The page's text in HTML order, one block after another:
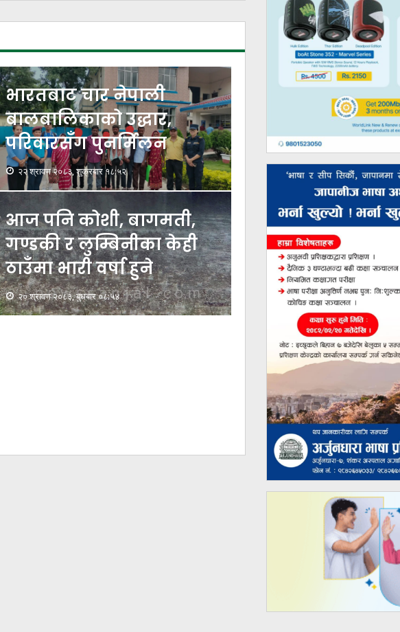
भारतबाट चार नेपाली
बालबालिकाको उद्धार,
परिवारसँग पुनर्मिलन
२२ श्रावण २०८३, शुक्रबार १८:५२
आज पनि कोशी, बागमती,
गण्डकी र लुम्बिनीका केही
ठाउँमा भारी वर्षा हुने
२० श्रावण २०८३, बुधबार ०८:५४